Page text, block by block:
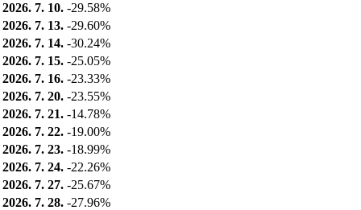
2026. 7. 10. -29.58%
2026. 7. 13. -29.60%
2026. 7. 14. -30.24%
2026. 7. 15. -25.05%
2026. 7. 16. -23.33%
2026. 7. 20. -23.55%
2026. 7. 21. -14.78%
2026. 7. 22. -19.00%
2026. 7. 23. -18.99%
2026. 7. 24. -22.26%
2026. 7. 27. -25.67%
2026. 7. 28. -27.96%